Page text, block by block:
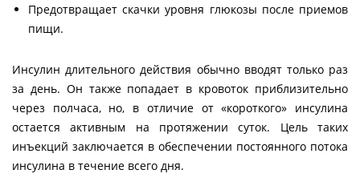
Предотвращает скачки уровня глюкозы после приемов
пищи.
Инсулин длительного действия обычно вводят только раз
за день. Он также попадает в кровоток приблизительно
через полчаса, но, в отличие от «короткого» инсулина
остается активным на протяжении суток. Цель таких
инъекций заключается в обеспечении постоянного потока
инсулина в течение всего дня.